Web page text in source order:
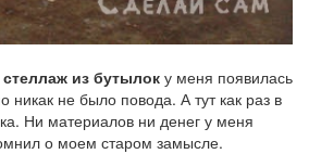
стеллаж из бутылок у меня появилась
никак не было повода. А тут как раз в
Ни материалов ни денег у меня
о моем старом замысле.